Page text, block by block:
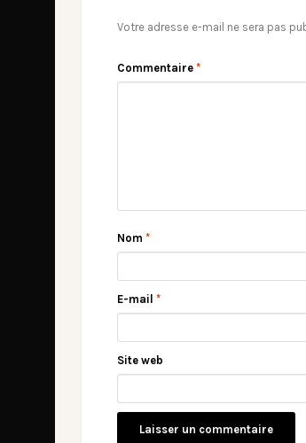
Votre adresse e-mail ne sera pas
Commentaire *
Nom *
E-mail *
Site web